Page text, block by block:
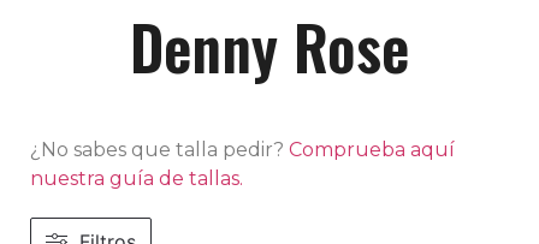
Denny Rose
¿No sabes que talla pedir? Comprueba aquí
nuestra guía de tallas.